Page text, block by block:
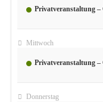
Privatveranstaltung –
Mittwoch
Privatveranstaltung –
Donnerstag